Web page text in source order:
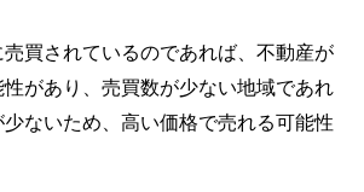
買されているのであれば、不動産が
があり、売買数が少ない地域であれ
ないため、高い価格で売れる可能性